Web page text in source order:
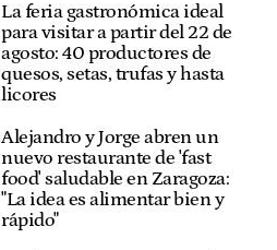
La feria gastronómica ideal
para visitar a partir del 22 de
agosto: 40 productores de
quesos, setas, trufas y hasta
licores
Alejandro y Jorge abren un
nuevo restaurante de 'fast
food' saludable en Zaragoza:
"La idea es alimentar bien y
rápido"